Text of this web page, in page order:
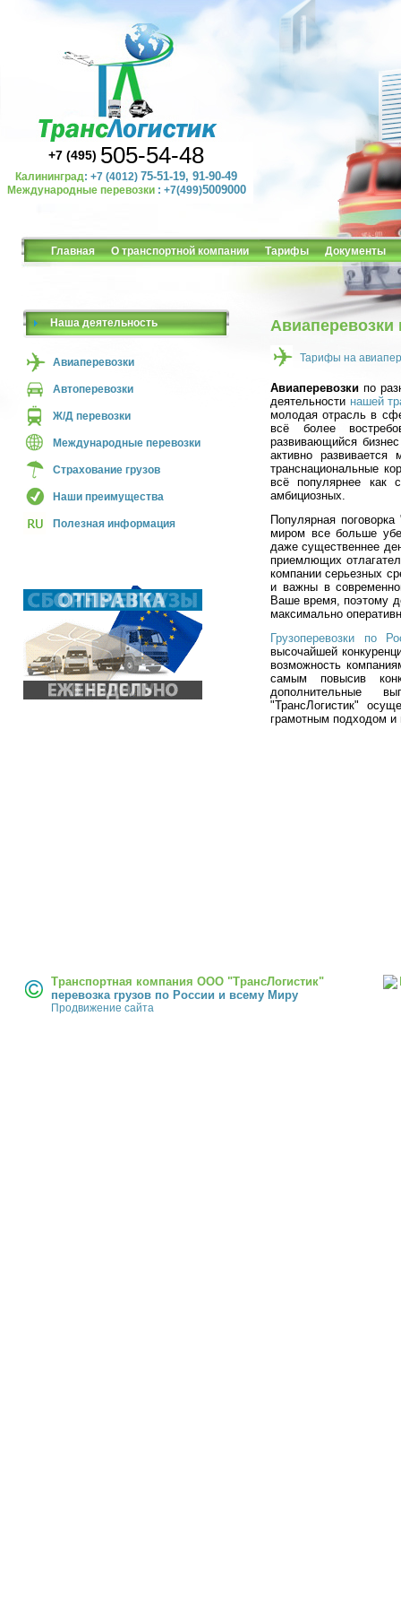
+7 (495) 505-54-48
Калининград: +7 (4012)75-51-19, 91-90-49
Международные перевозки : +7(499)5009000
Главная О транспортной компании Тарифы Документы
Наша деятельность
Авиаперевозки
Автоперевозки
Ж/Д перевозки
Международные перевозки
Страхование грузов
Наши преимущества
Полезная информация
Авиаперевозки
Тарифы на
Авиаперевозки по
деятельности нашей
молодая отрасль в
всё более
развивающийся бизнес
активно развивается
транснациональные
всё популярнее как
амбициозных.
Популярная
миром все больше
даже существеннее
приемлющих
компании серьезных
и важны в
Ваше время, поэтому
максимально
Грузоперевозки по
высочайшей
возможность
самым повысив
дополнительные
"ТрансЛогистик"
грамотным подходом и
Транспортная компания ООО "ТрансЛогистик"
перевозка грузов по России и всему Миру
Продвижение сайта